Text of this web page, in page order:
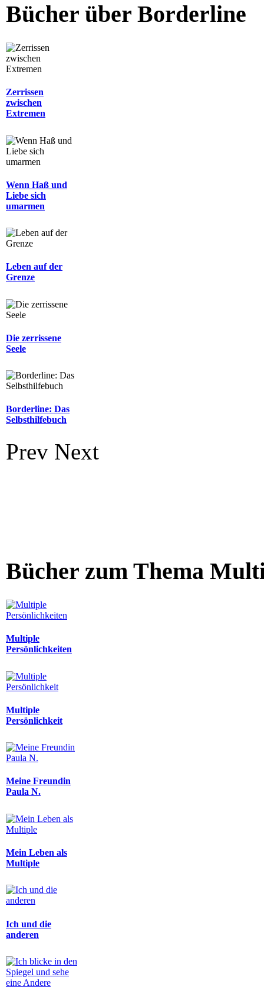
Bücher über Borderline
Zerrissen
zwischen
Extremen
Wenn Haß und
Liebe sich
umarmen
Leben auf der
Grenze
Die zerrissene
Seele
Borderline: Das
Selbsthilfebuch
Prev Next
Bücher zum Thema
Multiple
Persönlichkeiten
Multiple
Persönlichkeit
Meine Freundin
Paula N.
Mein Leben als
Multiple
Ich und die
anderen